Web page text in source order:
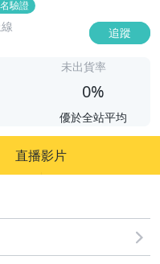
驗證
追蹤
未出貨率
0%
優於全站平均
直播影片